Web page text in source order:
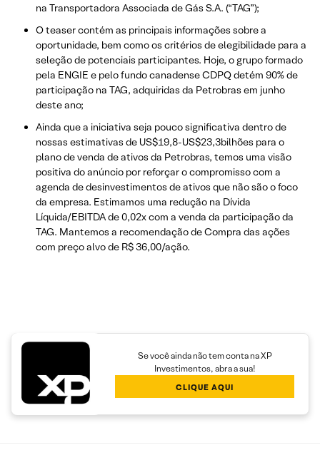
na Transportadora Associada de Gás S.A. (“TAG”);
O teaser contém as principais informações sobre a
oportunidade, bem como os critérios de elegibilidade para a
seleção de potenciais participantes. Hoje, o grupo formado
pela ENGIE e pelo fundo canadense CDPQ detém 90% de
participação na TAG, adquiridas da Petrobras em junho
deste ano;
Ainda que a iniciativa seja pouco significativa dentro de
nossas estimativas de US$19,8-US$23,3bilhões para o
plano de venda de ativos da Petrobras, temos uma visão
positiva do anúncio por reforçar o compromisso com a
agenda de desinvestimentos de ativos que não são o foco
da empresa. Estimamos uma redução na Dívida
Líquida/EBITDA de 0,02x com a venda da participação da
TAG. Mantemos a recomendação de Compra das ações
com preço alvo de R$ 36,00/ação.
Se você ainda não tem conta na XP
Investimentos, abra a sua!
CLIQUE AQUI